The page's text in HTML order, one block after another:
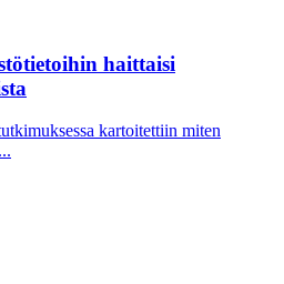
haittaisi
kartoitettiin miten